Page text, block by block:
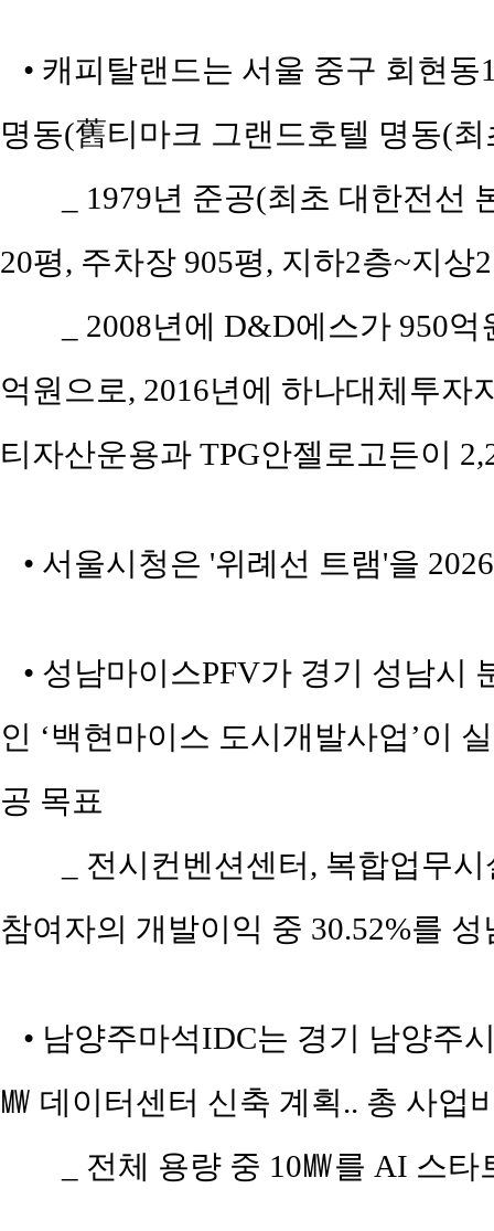
• 캐피탈랜드는 서울 중구 회현
명동(舊티마크 그랜드호텔 명동(
_ 1979년 준공(최초 대한전
20평, 주차장 905평, 지하2층~지상
_ 2008년에 D&D에스가 950
억원으로, 2016년에 하나대체투자
티자산운용과 TPG안젤로고든이
• 서울시청은 '위례선 트램'을
• 성남마이스PFV가 경기 성남시
인 ‘백현마이스 도시개발사업’이
공 목표
_ 전시컨벤션센터, 복합업무
참여자의 개발이익 중 30.52%를
• 남양주마석IDC는 경기 남양주
㎿ 데이터센터 신축 계획.. 총 사업
_ 전체 용량 중 10㎿를 AI 스